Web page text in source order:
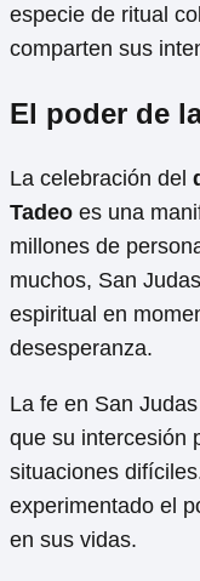
especie de ritual
comparten sus
El poder de
La celebración del
Tadeo es una
millones de
muchos, San
espiritual en
desesperanza.
La fe en San
que su intercesión
situaciones
experimentado el
en sus vidas.